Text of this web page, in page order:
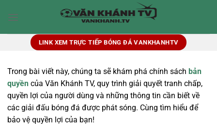
qua
LINK XEM TRỰC TIẾP BÓNG ĐÁ VANKHANHTV
Trong bài viết này, chúng ta sẽ khám phá chính sách bản
quyền của Văn Khánh TV, quy trình giải quyết tranh chấp,
quyền lợi của người dùng và những thông tin cần biết về
các giải đấu bóng đá được phát sóng. Cùng tìm hiểu để
bảo vệ quyền lợi của bạn!